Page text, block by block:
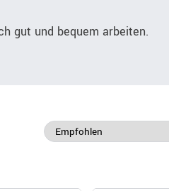
gut und bequem arbeiten.